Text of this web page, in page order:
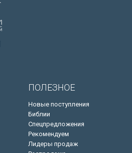
ПОЛЕЗНОЕ
Новые поступления
Библии
Спецпредложения
Рекомендуем
Лидеры продаж